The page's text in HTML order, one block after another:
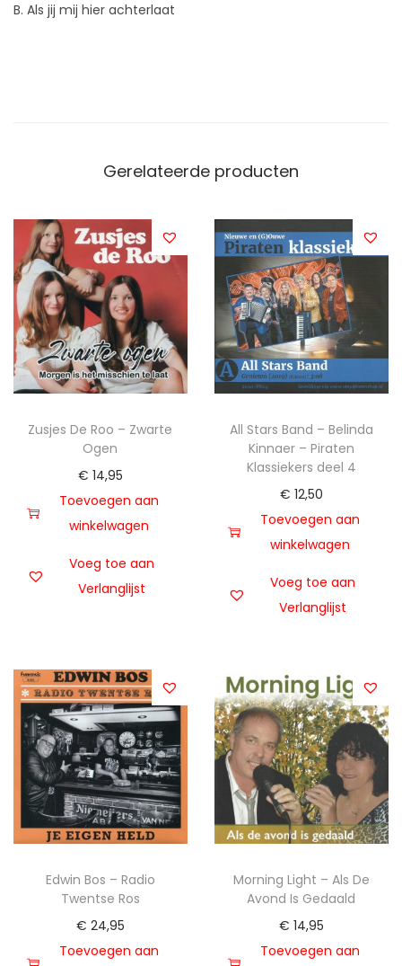
B. Als jij mij hier achterlaat
Gerelateerde producten
Zusjes De Roo – Zwarte
Ogen
€ 14,95
Toevoegen aan
winkelwagen
Voeg toe aan
Verlanglijst
All Stars Band – Belinda
Kinnaer – Piraten
Klassiekers deel 4
€ 12,50
Toevoegen aan
winkelwagen
Voeg toe aan
Verlanglijst
Edwin Bos – Radio
Twentse Ros
€ 24,95
Toevoegen aan
Morning Light – Als De
Avond Is Gedaald
€ 14,95
Toevoegen aan